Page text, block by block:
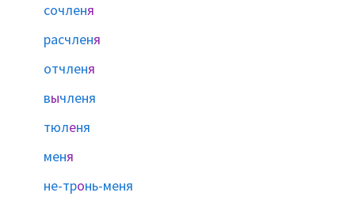
сочленя
расчленя
отчленя
вычленя
тюленя
меня
не-тронь-меня